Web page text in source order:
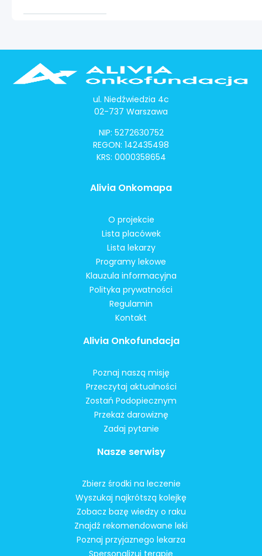
ul. Niedźwiedzia 4c
02-737 Warszawa
NIP: 5272630752
REGON: 142435498
KRS: 0000358654
Alivia Onkomapa
O projekcie
Lista placówek
Lista lekarzy
Programy lekowe
Klauzula informacyjna
Polityka prywatności
Regulamin
Kontakt
Alivia Onkofundacja
Poznaj naszą misję
Przeczytaj aktualności
Zostań Podopiecznym
Przekaż darowiznę
Zadaj pytanie
Nasze serwisy
Zbierz środki na leczenie
Wyszukaj najkrótszą kolejkę
Zobacz bazę wiedzy o raku
Znajdź rekomendowane leki
Poznaj przyjaznego lekarza
Spersonalizuj terapię